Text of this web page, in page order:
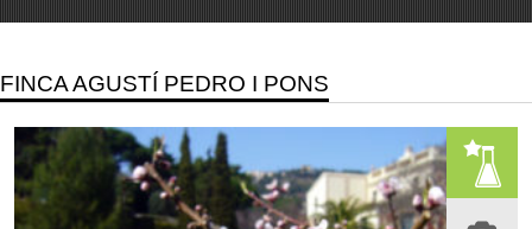
FINCA AGUSTÍ PEDRO I PONS